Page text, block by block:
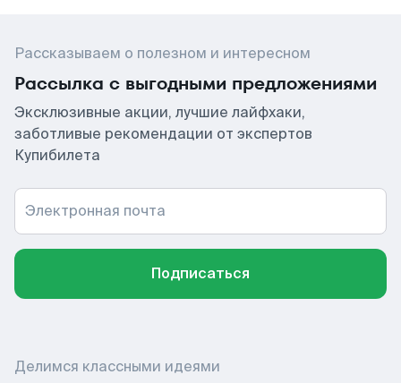
Рассказываем о полезном и интересном
Рассылка с выгодными предложениями
Эксклюзивные акции, лучшие лайфхаки,
заботливые рекомендации от экспертов
Купибилета
Электронная почта
Подписаться
Делимся классными идеями